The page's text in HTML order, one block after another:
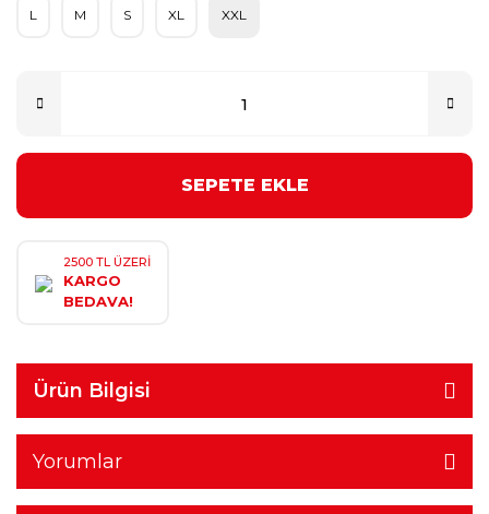
L M S XL XXL
SEPETE EKLE
2500 TL ÜZERİ
KARGO
BEDAVA!
Ürün Bilgisi
Yorumlar